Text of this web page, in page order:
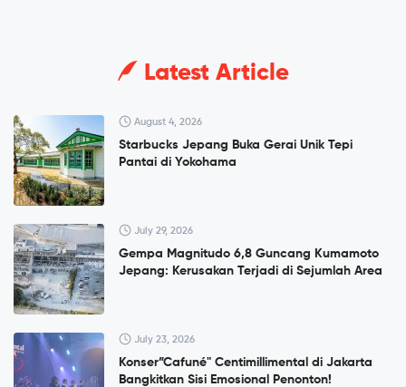
Latest Article
August 4, 2026
Starbucks Jepang Buka Gerai Unik Tepi
Pantai di Yokohama
July 29, 2026
Gempa Magnitudo 6,8 Guncang Kumamoto
Jepang: Kerusakan Terjadi di Sejumlah Area
July 23, 2026
Konser”Cafuné" Centimillimental di Jakarta
Bangkitkan Sisi Emosional Penonton!